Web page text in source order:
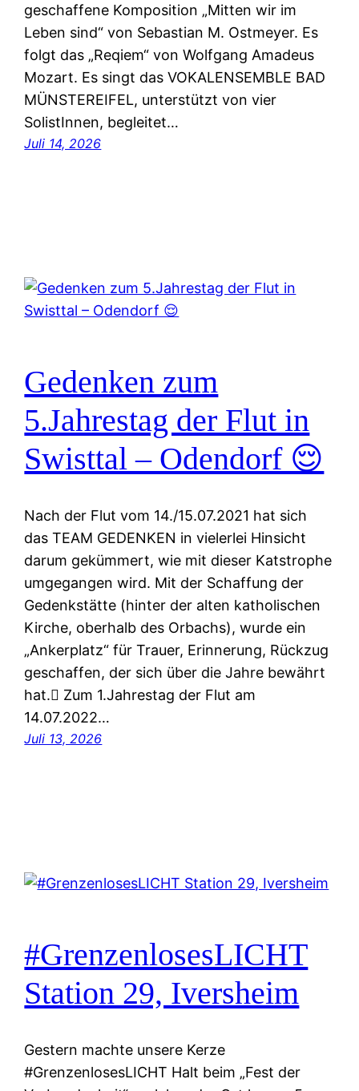
geschaffene Komposition „Mitten wir im
Leben sind“ von Sebastian M. Ostmeyer. Es
folgt das „Reqiem“ von Wolfgang Amadeus
Mozart. Es singt das VOKALENSEMBLE BAD
MÜNSTEREIFEL, unterstützt von vier
SolistInnen, begleitet…
Juli 14, 2026
Gedenken zum
5.Jahrestag der Flut in
Swisttal – Odendorf 😌
Nach der Flut vom 14./15.07.2021 hat sich
das TEAM GEDENKEN in vielerlei Hinsicht
darum gekümmert, wie mit dieser Katstrophe
umgegangen wird. Mit der Schaffung der
Gedenkstätte (hinter der alten katholischen
Kirche, oberhalb des Orbachs), wurde ein
„Ankerplatz“ für Trauer, Erinnerung, Rückzug
geschaffen, der sich über die Jahre bewährt
hat. Zum 1.Jahrestag der Flut am
14.07.2022…
Juli 13, 2026
#GrenzenlosesLICHT
Station 29, Iversheim
Gestern machte unsere Kerze
#GrenzenlosesLICHT Halt beim „Fest der